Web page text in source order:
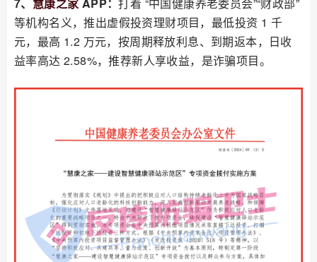
等机构名义，推出虚假投资理财项目，最低投资 1 千
元，最高 1.2 万元，按周期释放利息、到期返本，日收
益率高达 2.58%，推荐新人享收益，是诈骗项目。